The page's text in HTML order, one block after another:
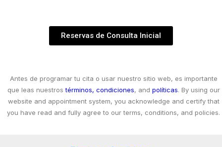
Reservas de Consulta Inicial
Antes de programar tu cita o usar nuestro sitio web, es importante
que leas nuestrostérminos, condiciones, and políticas. By using our
website and appointment system, you acknowledge and certify that
you have read and fully agree to our terms, conditions, and policies.